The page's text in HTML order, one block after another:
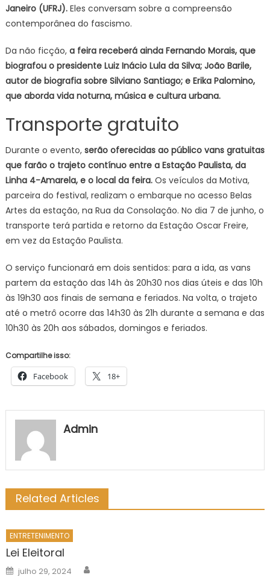
Janeiro (UFRJ). Eles conversam sobre a compreensão
contemporânea do fascismo.
Da não ficção, a feira receberá ainda Fernando Morais, que
biografou o presidente Luiz Inácio Lula da Silva; João Barile,
autor de biografia sobre Silviano Santiago; e Erika Palomino,
que aborda vida noturna, música e cultura urbana.
Transporte gratuito
Durante o evento, serão oferecidas ao público vans gratuitas
que farão o trajeto contínuo entre a Estação Paulista, da
Linha 4-Amarela, e o local da feira.Os veículos da Motiva,
parceira do festival, realizam o embarque no acesso Belas
Artes da estação, na Rua da Consolação. No dia 7 de junho, o
transporte terá partida e retorno da Estação Oscar Freire,
em vez da Estação Paulista.
O serviço funcionará em dois sentidos: para a ida, as vans
partem da estação das 14h às 20h30 nos dias úteis e das 10h
às 19h30 aos finais de semana e feriados. Na volta, o trajeto
até o metrô ocorre das 14h30 às 21h durante a semana e das
10h30 às 20h aos sábados, domingos e feriados.
Compartilhe isso:
Facebook 18+
Admin
Related Articles
ENTRETENIMENTO
Lei Eleitoral
Posted
on
julho 29, 2024